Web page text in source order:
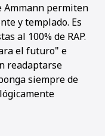
Ammann permiten
y templado. Es
al 100% de RAP.
el futuro" e
readaptarse
siempre de